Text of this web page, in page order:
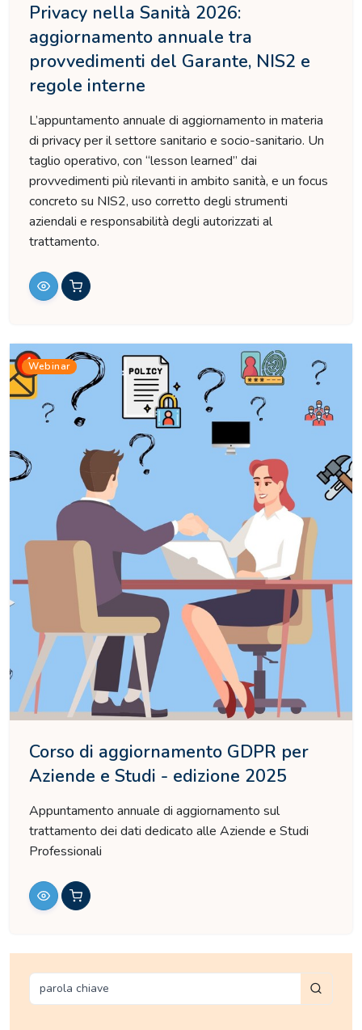
Privacy nella Sanità 2026:
aggiornamento annuale tra
provvedimenti del Garante, NIS2 e
regole interne
L’appuntamento annuale di aggiornamento in materia
di privacy per il settore sanitario e socio-sanitario. Un
taglio operativo, con “lesson learned” dai
provvedimenti più rilevanti in ambito sanità, e un focus
concreto su NIS2, uso corretto degli strumenti
aziendali e responsabilità degli autorizzati al
trattamento.
Webinar
Corso di aggiornamento GDPR per
Aziende e Studi - edizione 2025
Appuntamento annuale di aggiornamento sul
trattamento dei dati dedicato alle Aziende e Studi
Professionali